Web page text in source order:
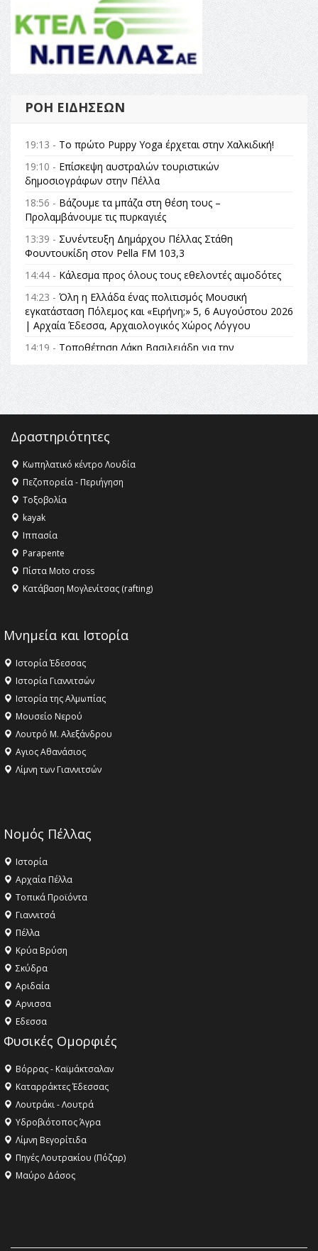
ΡΟΉ ΕΙΔΉΣΕΩΝ
19:13 - Το πρώτο Puppy Yoga έρχεται στην Χαλκιδική!
19:10 - Επίσκεψη αυστραλών τουριστικών
δημοσιογράφων στην Πέλλα
18:56 - Βάζουμε τα μπάζα στη θέση τους –
Προλαμβάνουμε τις πυρκαγιές
13:39 - Συνέντευξη Δημάρχου Πέλλας Στάθη
Φουντουκίδη στον Pella FM 103,3
14:44 - Κάλεσμα προς όλους τους εθελοντές αιμοδότες
14:23 - Όλη η Ελλάδα ένας πολιτισμός Μουσική
εγκατάσταση Πόλεμος και «Ειρήνη;» 5, 6 Αυγούστου 2026
| Αρχαία Έδεσσα, Αρχαιολογικός Χώρος Λόγγου
14:19 - Τοποθέτηση Λάκη Βασιλειάδη για την
Αναθεώρηση του Συντάγματος: «Σε τέτοιες κορυφαίες
θεσμικές διαδικασίες υπάρχει μόνο η ευθύνη απέναντι
στις επόμενες γενιές»
16:35 -Το πρόγραμμα του ΠΑΟΚ στον δεύτερο γύρο του
16:27 - Όλυμπος: Εντάχθηκε στον Κατάλογο Παγκόσμιας
Κληρονομιάς της UNESCO – Ομόφωνη η απόφαση Ο
Όλυμπος αναγνωρίστηκε ως φυσικό και πολιτιστικό
αγαθό εξέχουσας οικουμενικής αξίας για την
ανθρωπότητα
16:18 -
ΣΤΗΝ ΕΔΕΣΣΑ
Δραστηριότητες
Κωπηλατικό κέντρο Λουδία
Πεζοπορεία - Περιήγηση
Τοξοβολία
kayak
Ιππασία
Parapente
Πίστα Moto cross
Κατάβαση Μογλενίτσας (rafting)
Μνημεία και Ιστορία
Ιστορία Έδεσσας
Ιστορία Γιαννιτσών
Ιστορία της Αλμωπίας
Μουσείο Νερού
Λουτρό Μ. Αλεξάνδρου
Αγιος Αθανάσιος
Λίμνη των Γιαννιτσών
Νομός Πέλλας
Ιστορία
Αρχαία Πέλλα
Τοπικά Προϊόντα
Γιαννιτσά
Πέλλα
Κρύα Βρύση
Σκύδρα
Αριδαία
Aρνισσα
Eδεσσα
Φυσικές Ομορφιές
Βόρρας - Καϊμάκτσαλαν
Καταρράκτες Έδεσσας
Λουτράκι - Λουτρά
Υδροβιότοπος Άγρα
Λίμνη Βεγορίτιδα
Πηγές Λουτρακίου (Πόζαρ)
Μαύρο Δάσος